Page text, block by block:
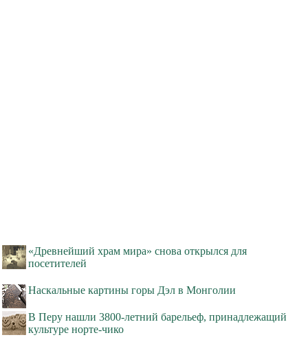
«Древнейший храм мира» снова открылся для
посетителей
Наскальные картины горы Дэл в Монголии
В Перу нашли 3800-летний барельеф, принадлежащий
культуре норте-чико